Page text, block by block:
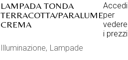
LAMPADA TONDA
TERRACOTTA/PARALUME
CREMA
Accedi
per
vedere
i prezzi
Illuminazione Lampade